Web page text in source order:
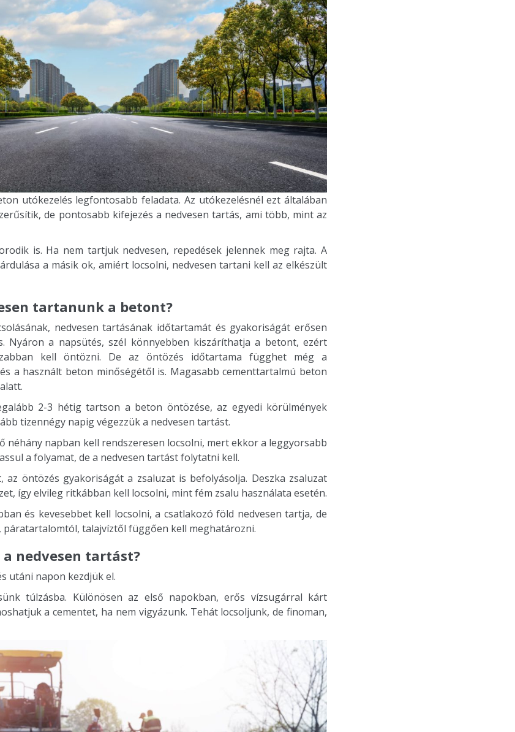
utókezelés legfontosabb feladata. Az utókezelésnél ezt általában
de pontosabb kifejezés a nedvesen tartás, ami több, mint az
is. Ha nem tartjuk nedvesen, repedések jelennek meg rajta. A
a másik ok, amiért locsolni, nedvesen tartani kell az elkészült
tartanunk a betont?
nedvesen tartásának időtartamát és gyakoriságát erősen
Nyáron a napsütés, szél könnyebben kiszáríthatja a betont, ezért
kell öntözni. De az öntözés időtartama függhet még a
a használt beton minőségétől is. Magasabb cementtartalmú beton
2-3 hétig tartson a beton öntözése, az egyedi körülmények
tizennégy napig végezzük a nedvesen tartást.
néhány napban kell rendszeresen locsolni, mert ekkor a leggyorsabb
a folyamat, de a nedvesen tartást folytatni kell.
az öntözés gyakoriságát a zsaluzat is befolyásolja. Deszka zsaluzat
így elvileg ritkábban kell locsolni, mint fém zsalu használata esetén.
és kevesebbet kell locsolni, a csatlakozó föld nedvesen tartja, de
talajvíztől függően kell meghatározni.
a nedvesen tartást?
utáni napon kezdjük el.
túlzásba. Különösen az első napokban, erős vízsugárral kárt
a cementet, ha nem vigyázunk. Tehát locsoljunk, de finoman,